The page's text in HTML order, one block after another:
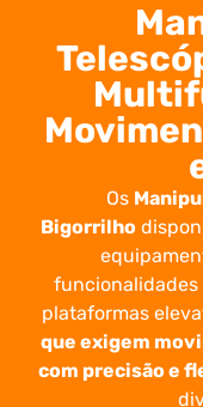
Os
Bigorrilho
funcionalidades
plataformas
que exigem
com precisão e